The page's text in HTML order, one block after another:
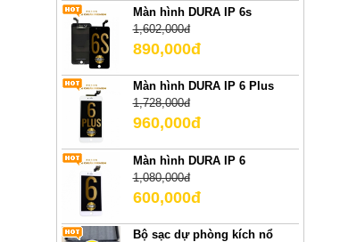
Màn hình DURA IP 6s
1,602,000đ
890,000đ
Màn hình DURA IP 6 Plus
1,728,000đ
960,000đ
Màn hình DURA IP 6
1,080,000đ
600,000đ
Bộ sạc dự phòng kích nổ